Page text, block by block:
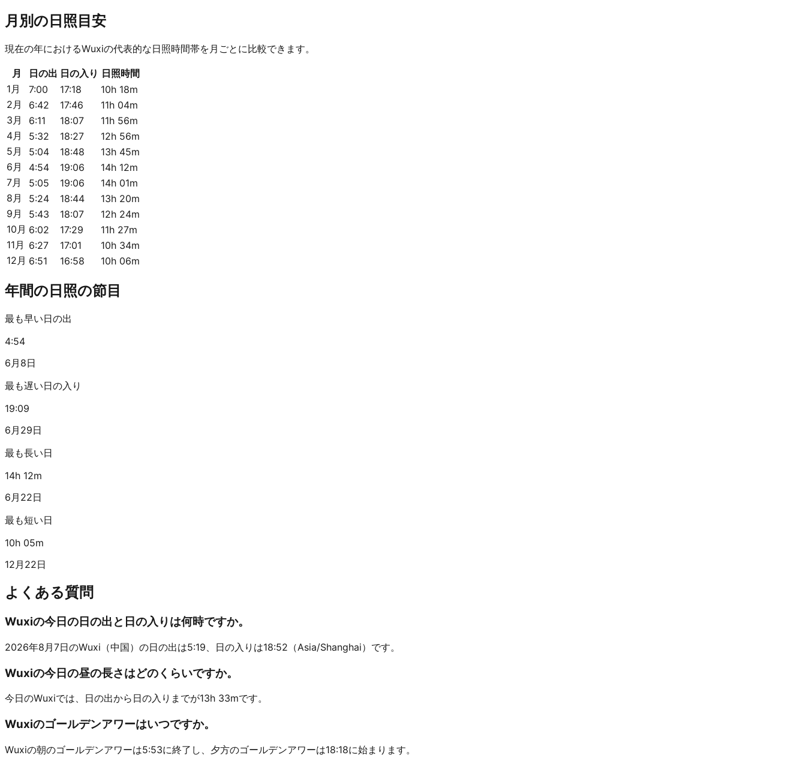
月別の日照目安
現在の年におけるWuxiの代表的な日照時間帯を月ごとに比較できます。
月 日の出 日の入り 日照時間
1月
7:00 17:18
10h 18m
2月
6:42 17:46
11h 04m
3月
6:11 18:07
11h 56m
4月
5:32 18:27
12h 56m
5月
5:04 18:48
13h 45m
6月
4:54 19:06
14h 12m
7月
5:05 19:06
14h 01m
8月
5:24 18:44
13h 20m
9月
5:43 18:07
12h 24m
10月 6:02 17:29
11h 27m
11月 6:27 17:01
10h 34m
12月 6:51 16:58 10h 06m
年間の日照の節目
最も早い日の出
4:54
6月8日
最も遅い日の入り
19:09
6月29日
最も長い日
14h 12m
6月22日
最も短い日
10h 05m
12月22日
よくある質問
Wuxiの今日の日の出と日の入りは何時ですか。
2026年8月7日のWuxi（中国）の日の出は5:19、日の入りは18:52（Asia/Shanghai）です。
Wuxiの今日の昼の長さはどのくらいですか。
今日のWuxiでは、日の出から日の入りまでが13h 33mです。
Wuxiのゴールデンアワーはいつですか。
Wuxiの朝のゴールデンアワーは5:53に終了し、夕方のゴールデンアワーは18:18に始まります。